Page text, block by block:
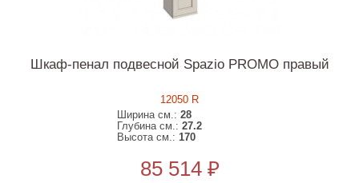
Шкаф-пенал подвесной Spazio PROMO правый
12050 R
Ширина см.:28
Глубина см.:27.2
Высота см.:170
85 514 ₽